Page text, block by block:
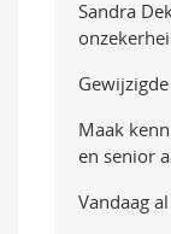
Sandra
Maak
en senior
Vandaag